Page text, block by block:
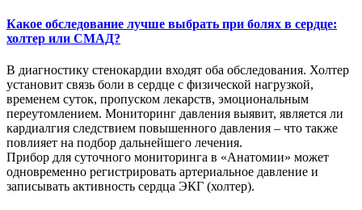
Какое обследование лучше выбрать при болях в сердце:
холтер или СМАД?
В диагностику стенокардии входят оба обследования. Холтер
установит связь боли в сердце с физической нагрузкой,
временем суток, пропуском лекарств, эмоциональным
переутомлением. Мониторинг давления выявит, является ли
кардиалгия следствием повышенного давления – что также
повлияет на подбор дальнейшего лечения.
Прибор для суточного мониторинга в «Анатомии» может
одновременно регистрировать артериальное давление и
записывать активность сердца ЭКГ (холтер).